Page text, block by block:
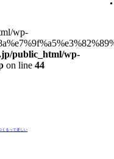
wp-
public_html/wp-
on line 44
くるって楽しい